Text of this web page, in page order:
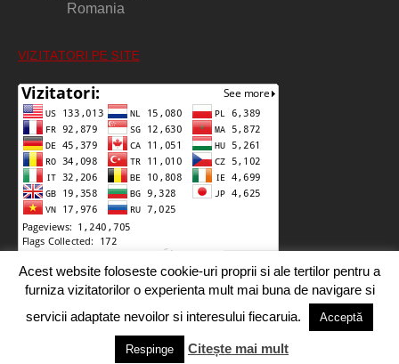
Romania
VIZITATORI PE SITE
Copyright 2016-2017 Segra Media. Toate drepturile rezervate.
Acest website foloseste cookie-uri proprii si ale tertilor pentru a
furniza vizitatorilor o experienta mult mai buna de navigare si
servicii adaptate nevoilor si interesului fiecaruia.
Acceptă
Respinge Citește mai mult